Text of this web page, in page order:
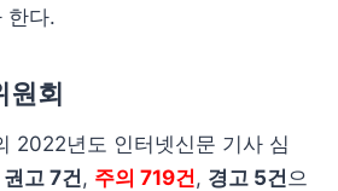
한다.
원회
2022년도 인터넷신문 기사 심
권고 7건 , 주의 719건 , 경고 5건 으